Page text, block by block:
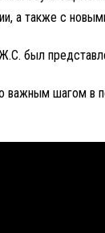
а также с
был
важным шагом в